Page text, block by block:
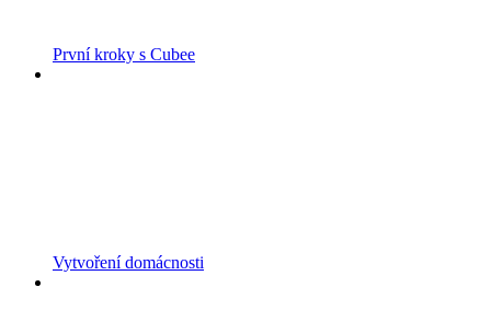
První kroky s Cubee
Vytvoření domácnosti